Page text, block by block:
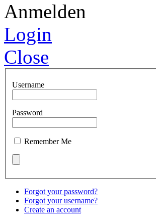
Anmelden
Login
Close
Username
Password
Remember Me
Forgot your password?
Forgot your username?
Create an account